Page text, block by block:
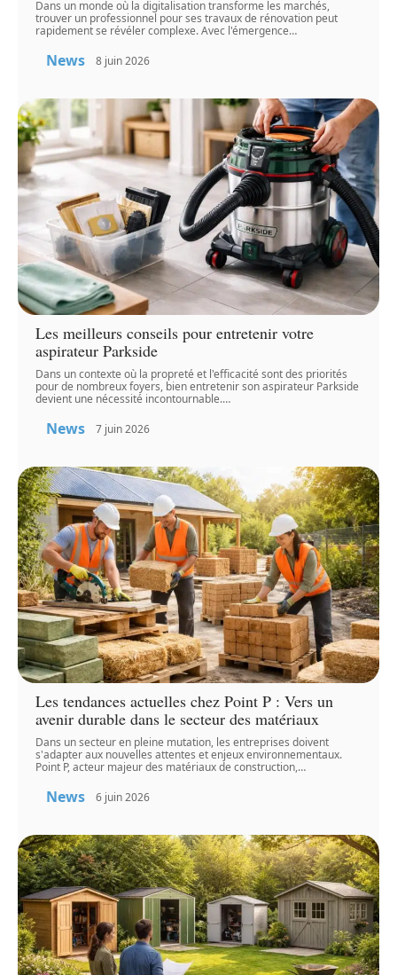
Dans un monde où la digitalisation transforme les marchés,
trouver un professionnel pour ses travaux de rénovation peut
rapidement se révéler complexe. Avec l'émergence…
News 8 juin 2026
Les meilleurs conseils pour entretenir votre
aspirateur Parkside
Dans un contexte où la propreté et l'efficacité sont des priorités
pour de nombreux foyers, bien entretenir son aspirateur Parkside
devient une nécessité incontournable.…
News 7 juin 2026
Les tendances actuelles chez Point P : Vers un
avenir durable dans le secteur des matériaux
Dans un secteur en pleine mutation, les entreprises doivent
s'adapter aux nouvelles attentes et enjeux environnementaux.
Point P, acteur majeur des matériaux de construction,…
News 6 juin 2026